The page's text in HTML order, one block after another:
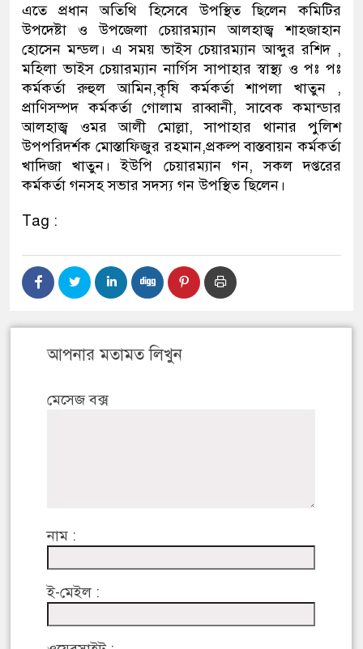
এতে প্রধান অতিথি হিসেবে উপস্থিত ছিলেন কমিটির
উপদেষ্টা ও উপজেলা চেয়ারম্যান আলহাজ্ব শাহজাহান
হোসেন মন্ডল। এ সময় ভাইস চেয়ারম্যান আব্দুর রশিদ ,
মহিলা ভাইস চেয়ারম্যান নার্গিস সাপাহার স্বাস্থ্য ও পঃ পঃ
কর্মকর্তা রুহুল আমিন,কৃষি কর্মকর্তা শাপলা খাতুন ,
প্রাণিসম্পদ কর্মকর্তা গোলাম রাব্বানী, সাবেক কমান্ডার
আলহাজ্ব ওমর আলী মোল্লা, সাপাহার থানার পুলিশ
উপপরিদর্শক মোস্তাফিজুর রহমান,প্রকল্প বাস্তবায়ন কর্মকর্তা
খাদিজা খাতুন। ইউপি চেয়ারম্যান গন, সকল দপ্তরের
কর্মকর্তা গনসহ সভার সদস্য গন উপস্থিত ছিলেন।
Tag :
আপনার মতামত লিখুন
মেসেজ বক্স
নাম :
ই-মেইল :